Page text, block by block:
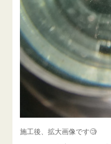
施工後、拡大画像です🧐